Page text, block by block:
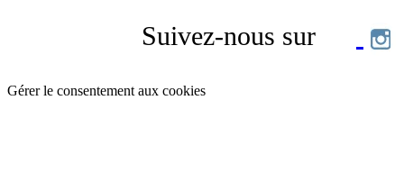
Suivez-nous sur
Gérer le consentement aux cookies